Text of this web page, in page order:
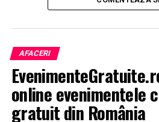
AFACERI
online evenimentele
gratuit din România